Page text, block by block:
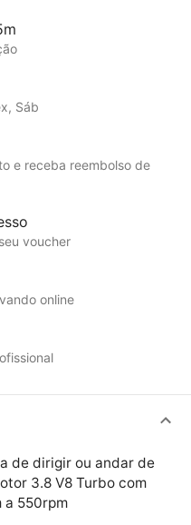
Sáb
e receba reembolso de
voucher
online
de dirigir ou andar de
3.8 V8 Turbo com
a 550rpm